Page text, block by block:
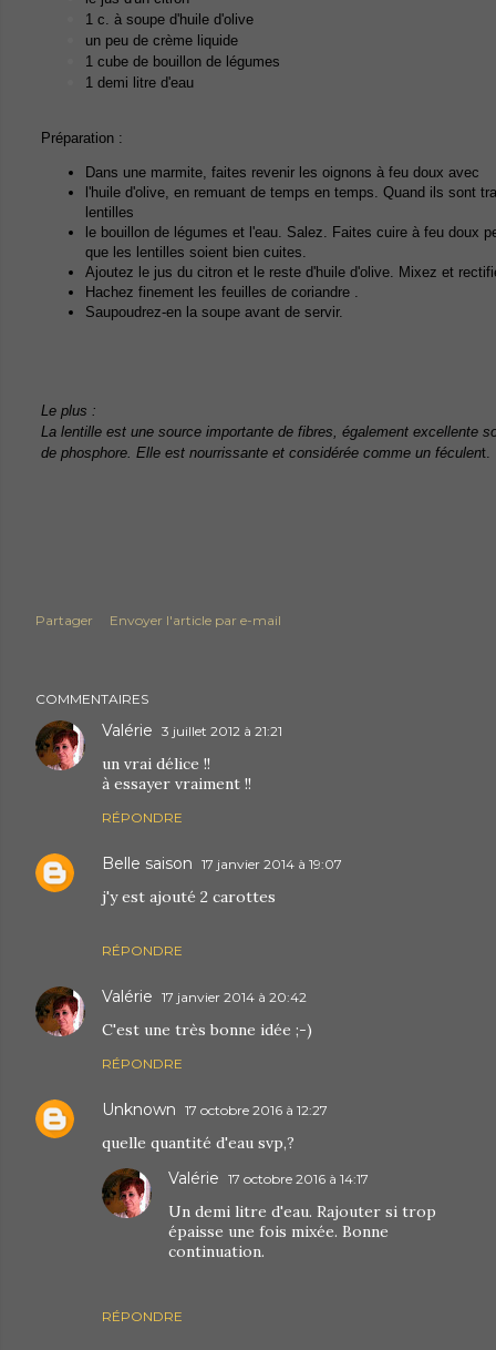
1 c. à soupe d'huile d'olive
un peu de crème liquide
1 cube de bouillon de légumes
1 demi litre d'eau
Préparation :
Dans une marmite, faites revenir les oignons à feu doux avec
l'huile d'olive, en remuant de temps en temps. Quand ils sont
lentilles
le bouillon de légumes et l'eau. Salez. Faites cuire à feu doux
que les lentilles soient bien cuites.
Ajoutez le jus du citron et le reste d'huile d'olive. Mixez et
Hachez finement les feuilles de coriandre .
Saupoudrez-en la soupe avant de servir.
Le plus :
La lentille est une source importante de fibres, également excellente
de phosphore. Elle est nourrissante et considérée comme un féculent.
Partager Envoyer l'article par e-mail
COMMENTAIRES
Valérie 3 juillet 2012 à 21:21
un vrai délice !!
à essayer vraiment !!
RÉPONDRE
Belle saison 17 janvier 2014 à 19:07
j'y est ajouté 2 carottes
RÉPONDRE
Valérie 17 janvier 2014 à 20:42
C'est une très bonne idée ;-)
RÉPONDRE
Unknown 17 octobre 2016 à 12:27
quelle quantité d'eau svp,?
RÉPONDRE
Valérie 17 octobre 2016 à 14:17
Un demi litre d'eau. Rajouter si trop
épaisse une fois mixée. Bonne
continuation.